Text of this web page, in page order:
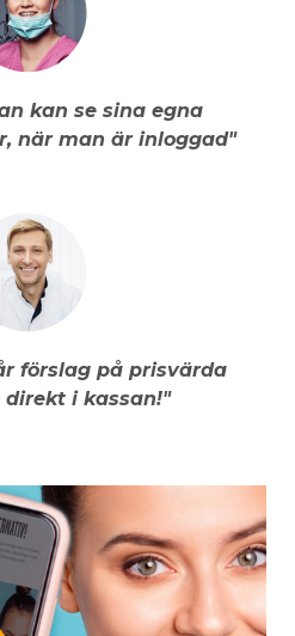
kan se sina egna
när man är inloggad"
förslag på prisvärda
i kassan!"